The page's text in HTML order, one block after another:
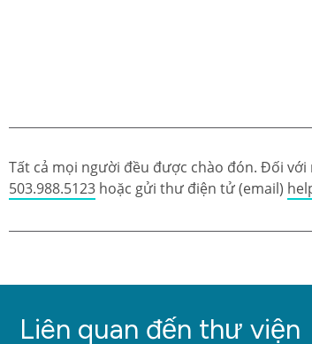
Tất cả mọi người đều được chào đón. Đối
503.988.5123 hoặc gửi thư điện tử (email)
Liên quan đến thư viện